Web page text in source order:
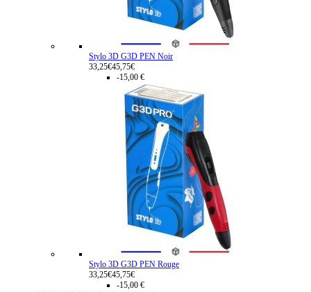
Stylo 3D G3D PEN Noir
33,25€45,75€
-15,00 €
Stylo 3D G3D PEN Rouge
33,25€45,75€
-15,00 €